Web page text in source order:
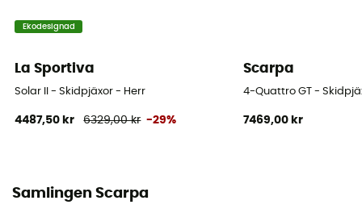
Ekodesignad
La Sportiva
Solar II - Skidpjäxor - Herr
4487,50 kr 6329,00 kr -29%
Scarpa
4-Quattro GT -
7469,00 kr
Samlingen Scarpa